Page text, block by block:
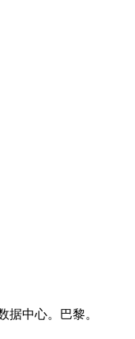
据中心。巴黎。